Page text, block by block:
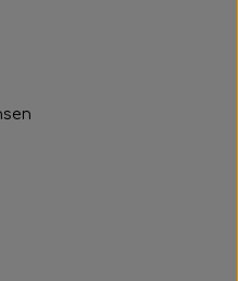
og Benjamin